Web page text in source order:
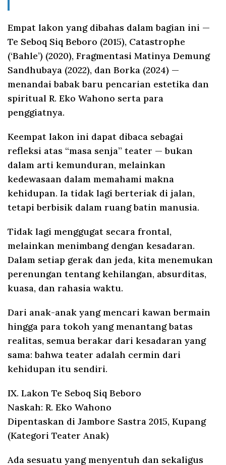
Empat lakon yang dibahas dalam bagian ini —
Te Seboq Siq Beboro (2015), Catastrophe
(‘Bahle’) (2020), Fragmentasi Matinya Demung
Sandhubaya (2022), dan Borka (2024) —
menandai babak baru pencarian estetika dan
spiritual R. Eko Wahono serta para
penggiatnya.
Keempat lakon ini dapat dibaca sebagai
refleksi atas “masa senja” teater — bukan
dalam arti kemunduran, melainkan
kedewasaan dalam memahami makna
kehidupan. Ia tidak lagi berteriak di jalan,
tetapi berbisik dalam ruang batin manusia.
Tidak lagi menggugat secara frontal,
melainkan menimbang dengan kesadaran.
Dalam setiap gerak dan jeda, kita menemukan
perenungan tentang kehilangan, absurditas,
kuasa, dan rahasia waktu.
Dari anak-anak yang mencari kawan bermain
hingga para tokoh yang menantang batas
realitas, semua berakar dari kesadaran yang
sama: bahwa teater adalah cermin dari
kehidupan itu sendiri.
IX. Lakon Te Seboq Siq Beboro
Naskah: R. Eko Wahono
Dipentaskan di Jambore Sastra 2015, Kupang
(Kategori Teater Anak)
Ada sesuatu yang menyentuh dan sekaligus